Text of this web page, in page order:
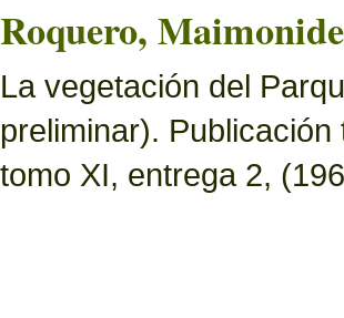
Roquero,
La vegetación del
preliminar).
tomo XI, entrega 2,